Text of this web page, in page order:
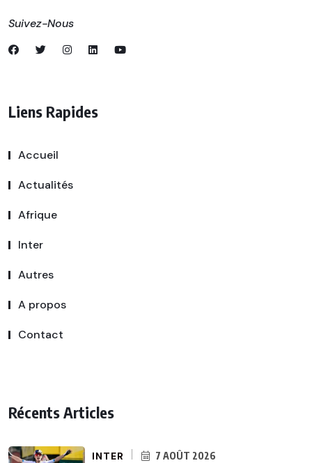
Suivez-Nous
Liens Rapides
Accueil
Actualités
Afrique
Inter
Autres
A propos
Contact
Récents Articles
INTER 7 AOÛT 2026